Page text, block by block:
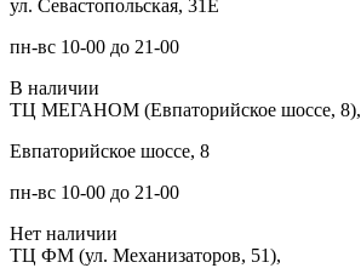
ул. Севастопольская, 31Е
пн-вс 10-00 до 21-00
В наличии
ТЦ МЕГАНОМ (Евпаторийское шоссе, 8),
Евпаторийское шоссе, 8
пн-вс 10-00 до 21-00
Нет наличии
ТЦ ФМ (ул. Механизаторов, 51),